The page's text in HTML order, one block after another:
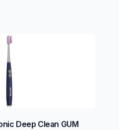
Deep Clean GUM